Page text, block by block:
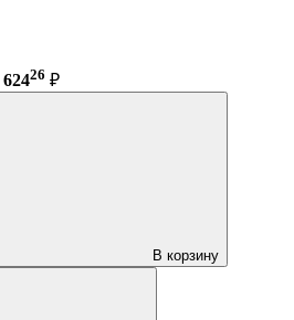
62426 ₽
В корзину